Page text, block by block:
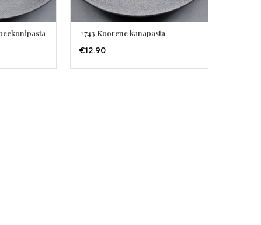
LISA KORVI
#743 Koorene kanapasta
€12.90